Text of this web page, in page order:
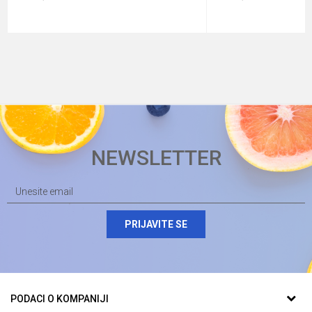
NEWSLETTER
PRIJAVITE SE
PODACI O KOMPANIJI